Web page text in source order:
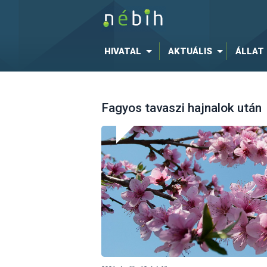
HIVATAL AKTUÁLIS ÁLLAT
Fagyos tavaszi hajnalok után